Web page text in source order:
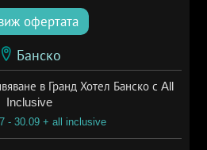
офертата
Банско
в Гранд Хотел Банско с All
Inclusive
- 30.09 + all inclusive